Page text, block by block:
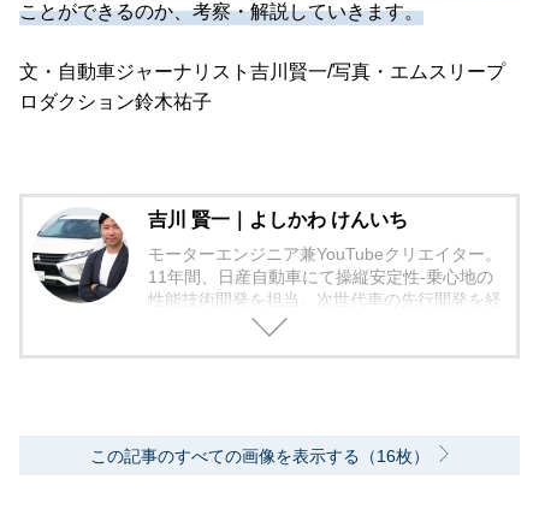
ことができるのか、考察・解説していきます。
文・自動車ジャーナリスト吉川賢一/写真・エムスリープ
ロダクション鈴木祐子
吉川 賢一｜よしかわ けんいち
モーターエンジニア兼YouTubeクリエイター。
11年間、日産自動車にて操縦安定性-乗心地の
性能技術開発を担当。次世代車の先行開発を経
て、スカイラインやフーガ等のFR高級車開発
この記事のすべての画像を表示する（16枚）